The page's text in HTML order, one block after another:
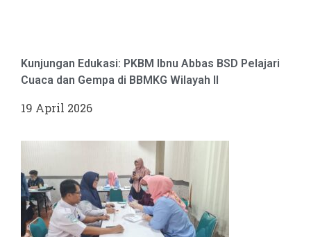
Kunjungan Edukasi: PKBM Ibnu Abbas BSD Pelajari
Cuaca dan Gempa di BBMKG Wilayah II
19 April 2026